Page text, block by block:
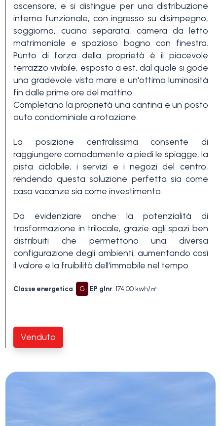
ascensore, e si distingue per una distribuzione
interna funzionale, con ingresso su disimpegno,
soggiorno, cucina separata, camera da letto
matrimoniale e spazioso bagno con finestra.
Punto di forza della proprietà è il piacevole
terrazzo vivibile, esposto a est, dal quale si gode
una gradevole vista mare e un'ottima luminosità
fin dalle prime ore del mattino.
Completano la proprietà una cantina e un posto
auto condominiale a rotazione.
La posizione centralissima consente di
raggiungere comodamente a piedi le spiagge, la
pista ciclabile, i servizi e i negozi del centro,
rendendo questa soluzione perfetta sia come
casa vacanze sia come investimento.
Da evidenziare anche la potenzialità di
trasformazione in trilocale, grazie agli spazi ben
distribuiti che permettono una diversa
configurazione degli ambienti, aumentando così
il valore e la fruibilità dell'immobile nel tempo.
Classe energetica: G EP glnr: 174.00 kwh/㎡
Venduto
Camere
minime
1
2
3+
Altre
-
multiscelta
Giardino